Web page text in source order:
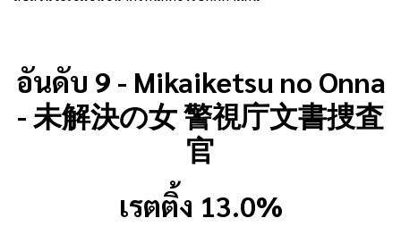
อันดับ 9 - Mikaiketsu no Onna
- 未解決の女 警視庁文書捜査
官
เรตติ้ง 13.0%